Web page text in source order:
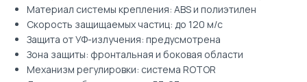
Материал системы крепления: ABS и полиэтилен
Скорость защищаемых частиц: до 120 м/с
Защита от УФ-излучения: предусмотрена
Зона защиты: фронтальная и боковая области
Механизм регулировки: система ROTOR